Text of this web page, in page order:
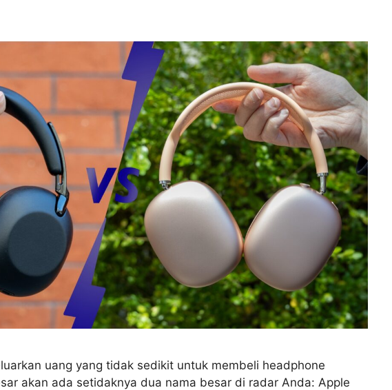
uang yang tidak sedikit untuk membeli headphone
akan ada setidaknya dua nama besar di radar Anda: Apple